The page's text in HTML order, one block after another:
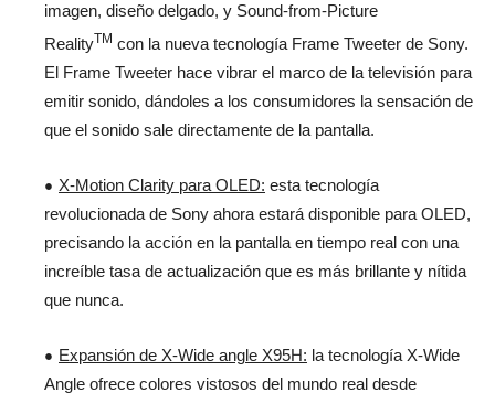
imagen, diseño delgado, y Sound-from-Picture
RealityTM con la nueva tecnología Frame Tweeter de Sony.
El Frame Tweeter hace vibrar el marco de la televisión para
emitir sonido, dándoles a los consumidores la sensación de
que el sonido sale directamente de la pantalla.
X-Motion Clarity para OLED: esta tecnología
revolucionada de Sony ahora estará disponible para OLED,
precisando la acción en la pantalla en tiempo real con una
increíble tasa de actualización que es más brillante y nítida
que nunca.
Expansión de X-Wide angle X95H: la tecnología X-Wide
Angle ofrece colores vistosos del mundo real desde